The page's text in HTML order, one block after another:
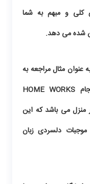
و مبهم به شما
شده می دهد.
عنوان مثال مراجعه به
هر آموزشگاه زیانی به همراه انجام HOME WORKS
منزل می باشد که این
موجبات دلسردی زبان